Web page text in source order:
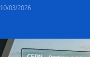
10/03/2026